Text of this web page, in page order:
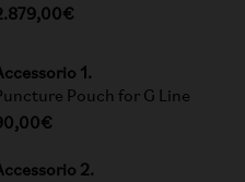
1.
Pouch for G Line
2.